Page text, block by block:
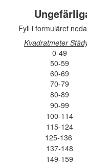
Fyll i formuläret
Kvadratmeter
0-49
50-59
60-69
70-79
80-89
90-99
100-114
115-124
125-136
137-148
149-159